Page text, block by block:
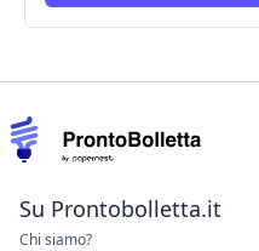
Su Prontobolletta.it
Chi siamo?